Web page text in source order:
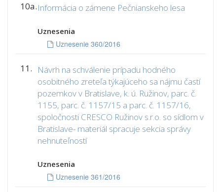
10a.Informácia o zámene Pečnianskeho lesa
Uznesenia
Uznesenie 360/2016
11.
Návrh na schválenie prípadu hodného
osobitného zreteľa týkajúceho sa nájmu častí
pozemkov v Bratislave, k. ú. Ružinov, parc. č.
1155, parc. č. 1157/15 a parc. č. 1157/16,
spoločnosti CRESCO Ružinov s.r.o. so sídlom v
Bratislave- materiál spracuje sekcia správy
nehnuteľností
Uznesenia
Uznesenie 361/2016